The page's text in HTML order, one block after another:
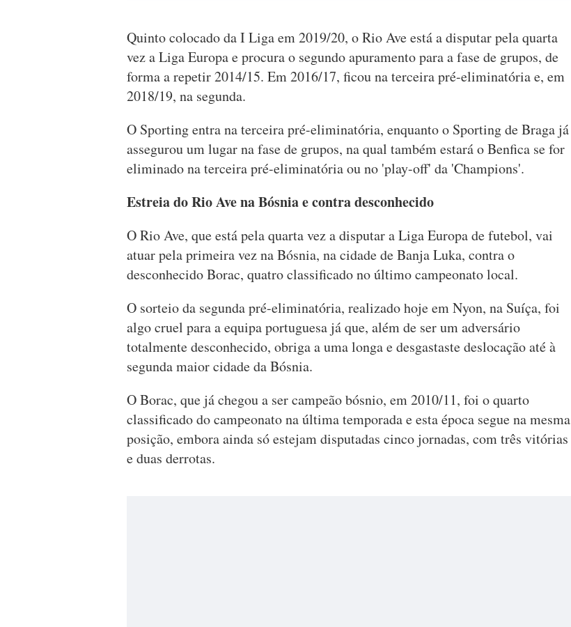
Quinto colocado da I Liga em 2019/20, o Rio Ave está a disputar pela quarta
vez a Liga Europa e procura o segundo apuramento para a fase de grupos, de
forma a repetir 2014/15. Em 2016/17, ficou na terceira pré-eliminatória e, em
2018/19, na segunda.
O Sporting entra na terceira pré-eliminatória, enquanto o Sporting de Braga já
assegurou um lugar na fase de grupos, na qual também estará o Benfica se for
eliminado na terceira pré-eliminatória ou no 'play-off' da 'Champions'.
Estreia do Rio Ave na Bósnia e contra desconhecido
O Rio Ave, que está pela quarta vez a disputar a Liga Europa de futebol, vai
atuar pela primeira vez na Bósnia, na cidade de Banja Luka, contra o
desconhecido Borac, quatro classificado no último campeonato local.
O sorteio da segunda pré-eliminatória, realizado hoje em Nyon, na Suíça, foi
algo cruel para a equipa portuguesa já que, além de ser um adversário
totalmente desconhecido, obriga a uma longa e desgastaste deslocação até à
segunda maior cidade da Bósnia.
O Borac, que já chegou a ser campeão bósnio, em 2010/11, foi o quarto
classificado do campeonato na última temporada e esta época segue na mesma
posição, embora ainda só estejam disputadas cinco jornadas, com três vitórias
e duas derrotas.